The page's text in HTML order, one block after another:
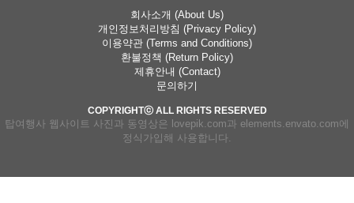
회사소개 (About Us)
개인정보처리방침 (Privacy Policy)
이용약관 (Terms and Conditions)
환불정책 (Return Policy)
제휴안내 (Contact)
문의하기
COPYRIGHTⓒ ALL RIGHTS RESERVED
탑여행사 웹사이트 사진과 동영상은 lovepik.com과 elements.envato.com에
정식가입해 사용합니다.